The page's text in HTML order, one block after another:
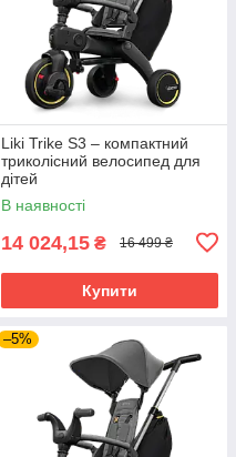
Liki Trike S3 – компактний
триколісний велосипед для
дітей
В наявності
14 024,15 ₴ 16 499 ₴
Купити
–5%